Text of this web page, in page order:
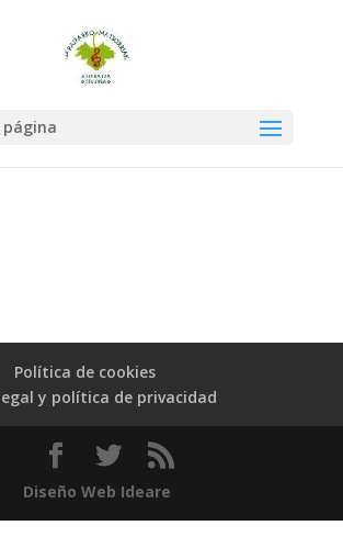
página
Política de cookies
y política de privacidad
Diseño Web Ideare